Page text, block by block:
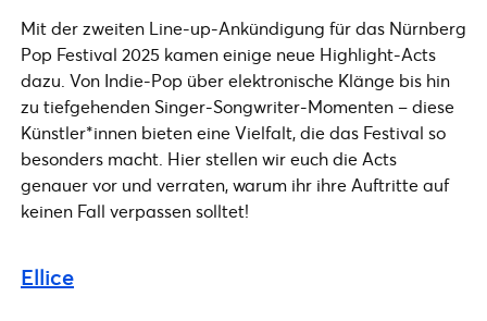
Mit der zweiten Line-up-Ankündigung für das Nürnberg
Pop Festival 2025 kamen einige neue Highlight-Acts
dazu. Von Indie-Pop über elektronische Klänge bis hin
zu tiefgehenden Singer-Songwriter-Momenten – diese
Künstler*innen bieten eine Vielfalt, die das Festival so
besonders macht. Hier stellen wir euch die Acts
genauer vor und verraten, warum ihr ihre Auftritte auf
keinen Fall verpassen solltet!
Ellice